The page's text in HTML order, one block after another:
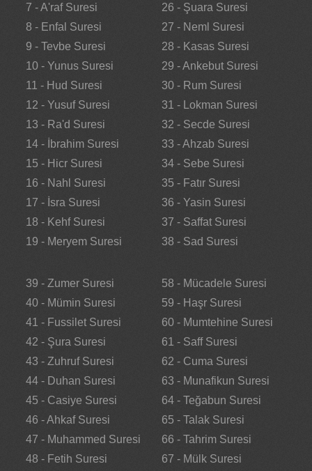
7 - A'raf Suresi
8 - Enfal Suresi
9 - Tevbe Suresi
10 - Yunus Suresi
11 - Hud Suresi
12 - Yusuf Suresi
13 - Ra'd Suresi
14 - İbrahim Suresi
15 - Hicr Suresi
16 - Nahl Suresi
17 - İsra Suresi
18 - Kehf Suresi
19 - Meryem Suresi
26 - Şuara Suresi
27 - Neml Suresi
28 - Kasas Suresi
29 - Ankebut Suresi
30 - Rum Suresi
31 - Lokman Suresi
32 - Secde Suresi
33 - Ahzab Suresi
34 - Sebe Suresi
35 - Fatır Suresi
36 - Yasin Suresi
37 - Saffat Suresi
38 - Sad Suresi
39 - Zumer Suresi
40 - Mümin Suresi
41 - Fussilet Suresi
42 - Şura Suresi
43 - Zuhruf Suresi
44 - Duhan Suresi
45 - Casiye Suresi
46 - Ahkaf Suresi
47 - Muhammed Suresi
48 - Fetih Suresi
58 - Mücadele Suresi
59 - Haşr Suresi
60 - Mumtehine Suresi
61 - Saff Suresi
62 - Cuma Suresi
63 - Munafikun Suresi
64 - Teğabun Suresi
65 - Talak Suresi
66 - Tahrim Suresi
67 - Mülk Suresi